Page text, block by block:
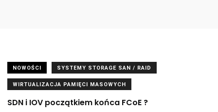
NOWOŚCI SYSTEMY STORAGE SAN / RAID
WIRTUALIZACJA PAMIĘCI MASOWYCH
SDN i IOV początkiem końca FCoE ?